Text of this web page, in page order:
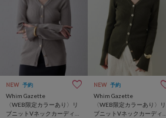
NEW 予約
Whim Gazette
〈WEB限定カラーあり〉リ
ブニットVネックカーディガ
NEW 予約
Whim Gazette
〈WEB限定カラーあり〉リ
ブニットVネックカーディガ